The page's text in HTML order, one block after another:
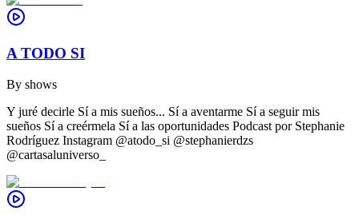
A TODO SI
By shows
Y juré decirle Sí a mis sueños... Sí a aventarme Sí a seguir mis
sueños Sí a creérmela Sí a las oportunidades Podcast por Stephanie
Rodríguez Instagram @atodo_si @stephanierdzs
@cartasaluniverso_